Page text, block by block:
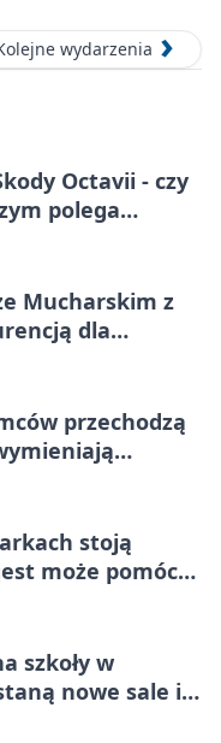
wydarzenia
Octavii - czy
polega
Mucharskim z
dla
przechodzą
stoją
może pomóc
szkoły w
nowe sale i